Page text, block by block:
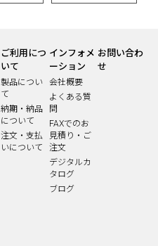
ご利用につ
いて
製品につい
て
納期・納品
について
注文・支払
いについて
インフォメ
ーション
会社概要
よくある質
問
FAXでのお
見積り・ご
注文
デジタルカ
タログ
ブログ
お問い合わ
せ